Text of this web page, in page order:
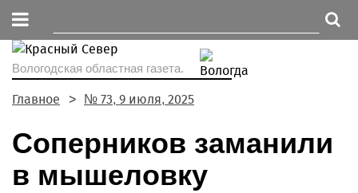
Вологодская областная газета.
Главное № 73, 9 июля, 2025
Соперников заманили
в мышеловку